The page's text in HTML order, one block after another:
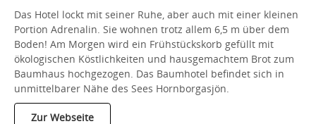
Das Hotel lockt mit seiner Ruhe, aber auch mit einer kleinen
Portion Adrenalin. Sie wohnen trotz allem 6,5 m über dem
Boden! Am Morgen wird ein Frühstückskorb gefüllt mit
ökologischen Köstlichkeiten und hausgemachtem Brot zum
Baumhaus hochgezogen. Das Baumhotel befindet sich in
unmittelbarer Nähe des Sees Hornborgasjön.
Zur Webseite